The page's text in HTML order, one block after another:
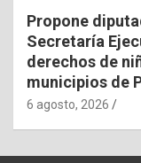
Propone
Secretaría
derechos de
municipios de
6 agosto, 2026